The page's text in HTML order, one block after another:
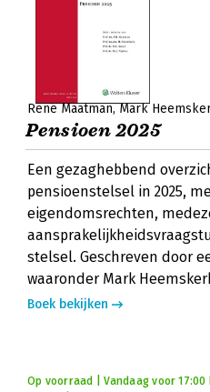
René Maatman Mark
Pensioen 2025
Een gezaghebbend
pensioenstelsel in 2025,
eigendomsrechten,
stelsel. Geschreven door
waaronder Mark
Boek bekijken
Op voorraad | Vandaag voor